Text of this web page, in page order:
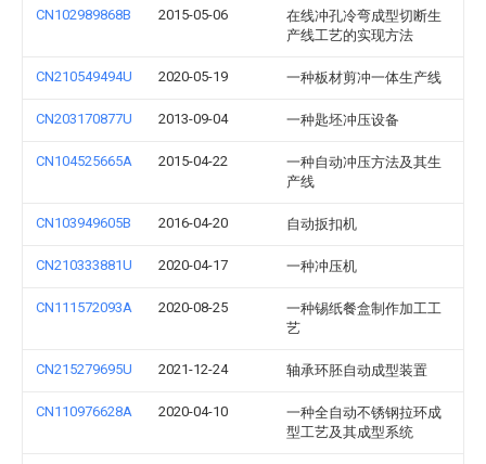
CN102989868B 2015-05-06
在线冲孔冷弯成型切断生
产线工艺的实现方法
CN210549494U 2020-05-19 一种板材剪冲一体生产线
CN203170877U 2013-09-04 一种匙坯冲压设备
CN104525665A 2015-04-22
一种自动冲压方法及其生
产线
CN103949605B 2016-04-20 自动扳扣机
CN210333881U 2020-04-17 一种冲压机
CN111572093A 2020-08-25
一种锡纸餐盒制作加工工
艺
CN215279695U 2021-12-24 轴承环胚自动成型装置
CN110976628A 2020-04-10
一种全自动不锈钢拉环成
型工艺及其成型系统